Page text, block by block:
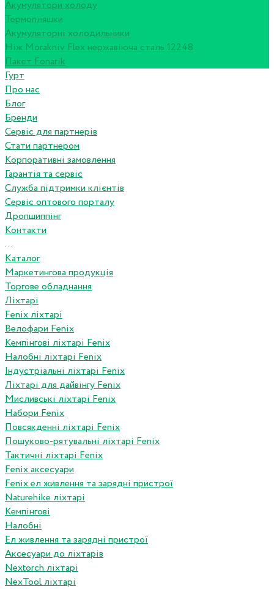
Акумулятори холоду
Термопляшки
Акумуляторні холодильники
Ніж Morakniv Flex нержавіюча сталь 12248
Пакет Fonarik
Гурт
Про нас
Блог
Бренди
Сервіс для партнерів
Стати партнером
Корпоративні замовлення
Гарантія та сервіс
Служба підтримки клієнтів
Сервіс оптового порталу
Дропшиппінг
Контакти
...
Каталог
Маркетингова продукція
Торгове обладнання
Ліхтарі
Fenix ліхтарі
Велофари Fenix
Кемпінгові ліхтарі Fenix
Налобні ліхтарі Fenix
Індустріальні ліхтарі Fenix
Ліхтарі для дайвінгу Fenix
Мисливські ліхтарі Fenix
Набори Fenix
Повсякденні ліхтарі Fenix
Пошуково-рятувальні ліхтарі Fenix
Тактичні ліхтарі Fenix
Fenix аксесуари
Fenix ел живлення та зарядні пристрої
Naturehike ліхтарі
Кемпінгові
Налобні
Ел живлення та зарядні пристрої
Аксесуари до ліхтарів
Nextorch ліхтарі
NexTool ліхтарі